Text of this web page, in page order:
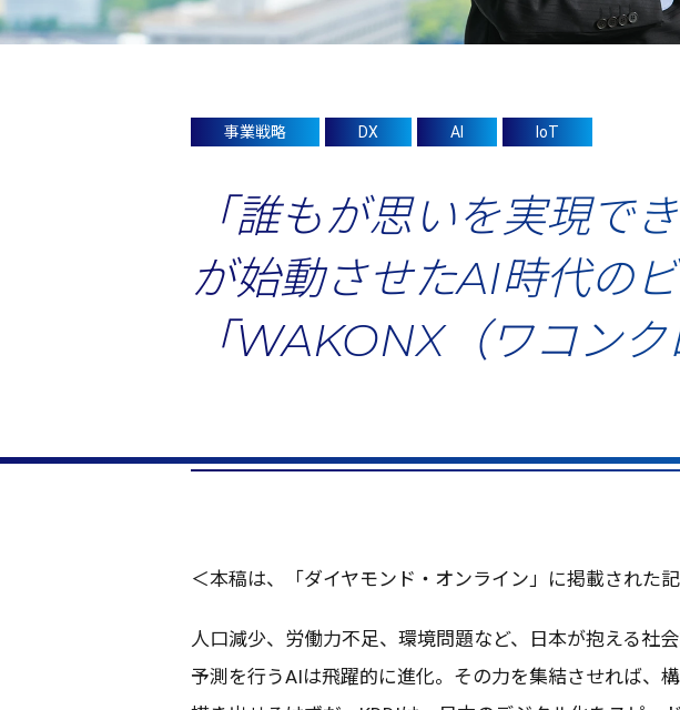
事業戦略 DX AI IoT
「誰もが思いを実現
が始動させたAI時代の
「WAKONX（ワコン
＜本稿は、「ダイヤモンド・オンライン」に掲載された
人口減少、 労働力不足、 環境問題など、 日本が抱える社
予測 を行うAIは飛躍的に進化。その力を集結させれば、